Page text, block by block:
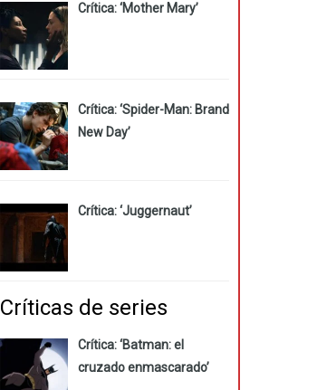
Crítica: ‘Mother Mary’
Crítica: ‘Spider-Man: Brand
New Day’
Crítica: ‘Juggernaut’
Críticas de series
Crítica: ‘Batman: el
cruzado enmascarado’